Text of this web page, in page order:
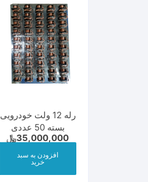
دتکتور گاز
رله 12 ولت خودرویی
بسته 50 عددی
35,000,000﷼
افزودن به سبد
خرید